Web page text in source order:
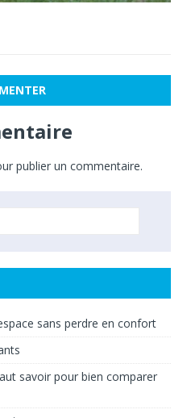
publier un commentaire.
sans perdre en confort
savoir pour bien comparer